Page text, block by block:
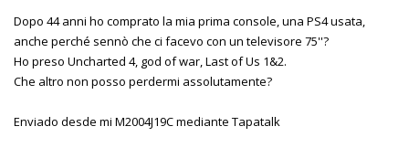
Dopo 44 anni ho comprato la mia prima console, una PS4 usata,
anche perché sennò che ci facevo con un televisore 75''?
Ho preso Uncharted 4, god of war, Last of Us 1&2.
Che altro non posso perdermi assolutamente?
Enviado desde mi M2004J19C mediante Tapatalk